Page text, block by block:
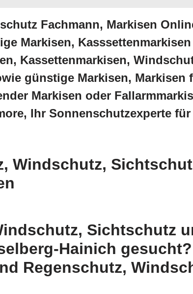
Fachmann, Markisen
Markisen,
Kassettenmarkisen,
günstige Markisen, Markisen
Markisen oder
Ihr Sonnenschutzexperte
Windschutz,
Sichtschutz
Hainich
Regenschutz,